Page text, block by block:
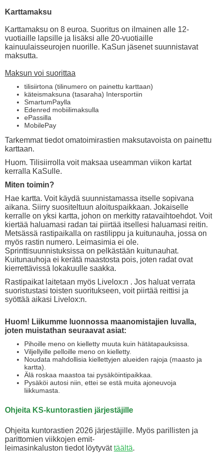
Karttamaksu
Karttamaksu on 8 euroa. Suoritus on ilmainen alle 12-
vuotiaille lapsille ja lisäksi alle 20-vuotiaille
kainuulaisseurojen nuorille. KaSun jäsenet suunnistavat
maksutta.
Maksun voi suorittaa
tilisiirtona (tilinumero on painettu karttaan)
käteismaksuna (tasaraha) Intersportiin
SmartumPaylla
Edenred mobiilimaksulla
ePassilla
MobilePay
Tarkemmat tiedot omatoimirastien maksutavoista on painettu
karttaan.
Huom. Tilisiirrolla voit maksaa useamman viikon kartat
kerralla KaSulle.
Miten toimin?
Hae kartta. Voit käydä suunnistamassa itselle sopivana
aikana. Siirry suositeltuun aloituspaikkaan. Jokaiselle
kerralle on yksi kartta, johon on merkitty ratavaihtoehdot. Voit
kiertää haluamasi radan tai piirtää itsellesi haluamasi reitin.
Metsässä rastipaikalla on rastilippu ja kuitunauha, jossa on
myös rastin numero. Leimasimia ei ole.
Sprinttisuunnistuksissa on pelkästään kuitunauhat.
Kuitunauhoja ei kerätä maastosta pois, joten radat ovat
kierrettävissä lokakuulle saakka.
Rastipaikat laitetaan myös Livelox:n . Jos haluat verrata
suoristustasi toisten suoritukseen, voit piirtää reittisi ja
syöttää aikasi Livelox:n.
Huom! Liikumme luonnossa maanomistajien luvalla,
joten muistathan seuraavat asiat:
Pihoille meno on kielletty muuta kuin hätätapauksissa.
Viljellyille pelloille meno on kielletty.
Noudata mahdollisia kiellettyjen alueiden rajoja (maasto ja
kartta).
Älä roskaa maastoa tai pysäköintipaikkaa.
Pysäköi autosi niin, ettei se estä muita ajoneuvoja
liikkumasta.
Ohjeita KS-kuntorastien järjestäjille
Ohjeita kuntorastien 2026 järjestäjille. Myös parillisten ja
parittomien viikkojen emit-
leimasinkaluston tiedot löytyvättäältä.